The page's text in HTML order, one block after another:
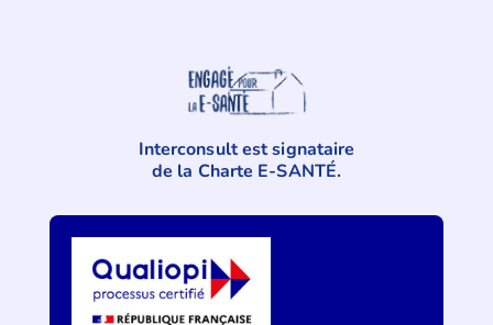
Interconsult est signataire
de la Charte E-SANTÉ.